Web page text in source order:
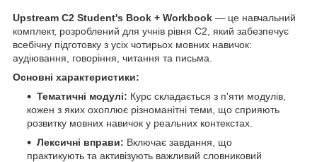
Upstream C2 Student's Book + Workbook — це навчальний
комплект, розроблений для учнів рівня C2, який забезпечує
всебічну підготовку з усіх чотирьох мовних навичок:
аудіювання, говоріння, читання та письма.
Основні характеристики:
Тематичні модулі: Курс складається з п'яти модулів,
кожен з яких охоплює різноманітні теми, що сприяють
розвитку мовних навичок у реальних контекстах.
Лексичні вправи: Включає завдання, що
практикують та активізують важливий словниковий